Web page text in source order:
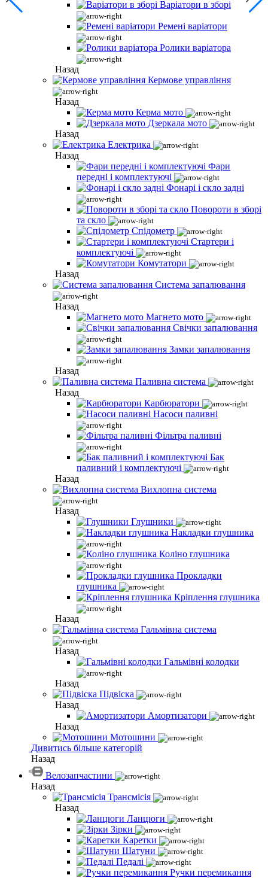
Варіатори в зборі
Ремені варіатори
Ролики варіатора
Назад
Кермове управління
Назад
Керма мото
Дзеркала мото
Назад
Електрика
Назад
Фари
передні і комплектуючі
Фонарі і скло задні
Повороти в зборі
та скло
Спідометр
Стартери і
комплектуючі
Комутатори
Назад
Система запалювання
Назад
Магнето мото
Свічки запалювання
Замки запалювання
Назад
Паливна система
Назад
Карбюратори
Насоси паливні
Фільтра паливні
Бак
паливний і комплектуючі
Назад
Вихлопна система
Назад
Глушники
Накладки глушника
Коліно глушника
Прокладки
глушника
Кріплення глушника
Назад
Гальмівна система
Назад
Гальмівні колодки
Назад
Підвіска
Назад
Амортизатори
Назад
Мотошини
Дивитись більше категорій
Назад
Велозапчастини
Назад
Трансмісія
Назад
Ланцюги
Зірки
Каретки
Шатуни
Педалі
Ручки перемикання